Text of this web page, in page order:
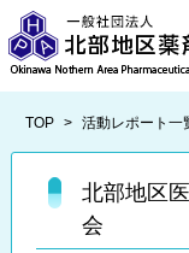
TOP > 活動レポート一
北部地区
会